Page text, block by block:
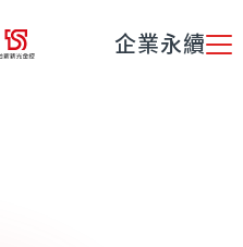
企業永續